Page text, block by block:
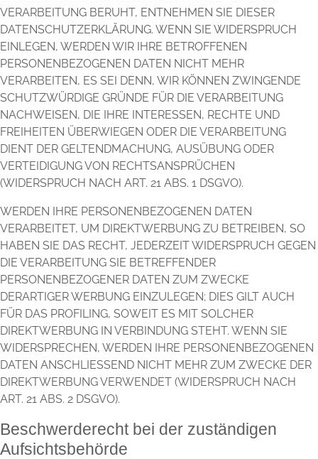
VERARBEITUNG BERUHT, ENTNEHMEN SIE DIESER
DATENSCHUTZERKLÄRUNG. WENN SIE WIDERSPRUCH
EINLEGEN, WERDEN WIR IHRE BETROFFENEN
PERSONENBEZOGENEN DATEN NICHT MEHR
VERARBEITEN, ES SEI DENN, WIR KÖNNEN ZWINGENDE
SCHUTZWÜRDIGE GRÜNDE FÜR DIE VERARBEITUNG
NACHWEISEN, DIE IHRE INTERESSEN, RECHTE UND
FREIHEITEN ÜBERWIEGEN ODER DIE VERARBEITUNG
DIENT DER GELTENDMACHUNG, AUSÜBUNG ODER
VERTEIDIGUNG VON RECHTSANSPRÜCHEN
(WIDERSPRUCH NACH ART. 21 ABS. 1 DSGVO).
WERDEN IHRE PERSONENBEZOGENEN DATEN
VERARBEITET, UM DIREKTWERBUNG ZU BETREIBEN, SO
HABEN SIE DAS RECHT, JEDERZEIT WIDERSPRUCH GEGEN
DIE VERARBEITUNG SIE BETREFFENDER
PERSONENBEZOGENER DATEN ZUM ZWECKE
DERARTIGER WERBUNG EINZULEGEN; DIES GILT AUCH
FÜR DAS PROFILING, SOWEIT ES MIT SOLCHER
DIREKTWERBUNG IN VERBINDUNG STEHT. WENN SIE
WIDERSPRECHEN, WERDEN IHRE PERSONENBEZOGENEN
DATEN ANSCHLIESSEND NICHT MEHR ZUM ZWECKE DER
DIREKTWERBUNG VERWENDET (WIDERSPRUCH NACH
ART. 21 ABS. 2 DSGVO).
Beschwerde­recht bei der zuständigen
Aufsichts­behörde